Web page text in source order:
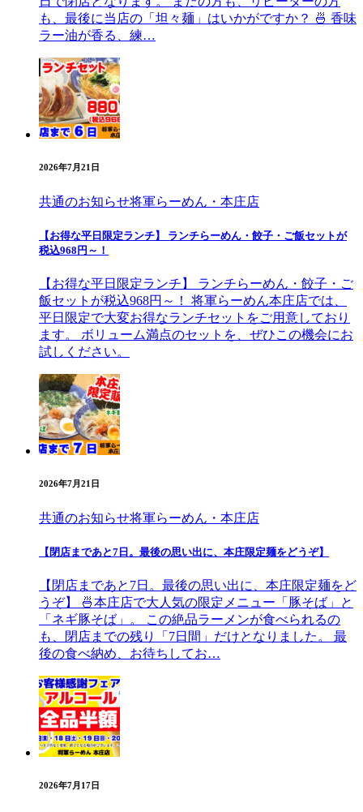
も、最後に当店の「坦々麺」はいかがですか？ 🍜 香味
ラー油が香る、練…
2026年7月21日
共通のお知らせ将軍らーめん・本庄店
【お得な平日限定ランチ】 ランチらーめん・餃子・ご飯セットが
税込968円～！
【お得な平日限定ランチ】 ランチらーめん・餃子・ご
飯セットが税込968円～！ 将軍らーめん本庄店では、
平日限定で大変お得なランチセットをご用意しており
ます。 ボリューム満点のセットを、ぜひこの機会にお
試しください。
2026年7月21日
共通のお知らせ将軍らーめん・本庄店
【閉店まであと7日。最後の思い出に、本庄限定麺をどうぞ】
【閉店まであと7日。最後の思い出に、本庄限定麺をど
うぞ】 🍜本庄店で大人気の限定メニュー「豚そば」と
「ネギ豚そば」。 この絶品ラーメンが食べられるの
も、閉店までの残り「7日間」だけとなりました。 最
後の食べ納め、お待ちしてお…
2026年7月17日